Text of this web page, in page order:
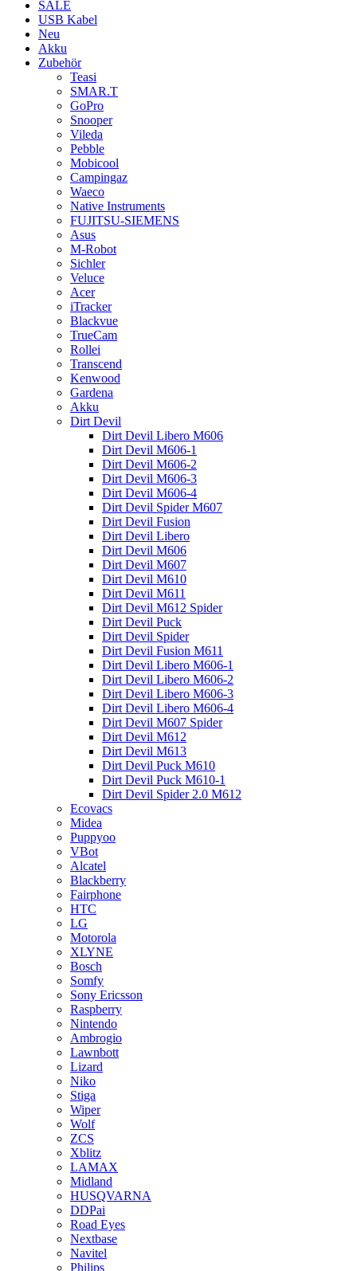
SALE
USB Kabel
Neu
Akku
Zubehör
Teasi
SMAR.T
GoPro
Snooper
Vileda
Pebble
Mobicool
Campingaz
Waeco
Native Instruments
FUJITSU-SIEMENS
Asus
M-Robot
Sichler
Veluce
Acer
iTracker
Blackvue
TrueCam
Rollei
Transcend
Kenwood
Gardena
Akku
Dirt Devil
Dirt Devil Libero M606
Dirt Devil M606-1
Dirt Devil M606-2
Dirt Devil M606-3
Dirt Devil M606-4
Dirt Devil Spider M607
Dirt Devil Fusion
Dirt Devil Libero
Dirt Devil M606
Dirt Devil M607
Dirt Devil M610
Dirt Devil M611
Dirt Devil M612 Spider
Dirt Devil Puck
Dirt Devil Spider
Dirt Devil Fusion M611
Dirt Devil Libero M606-1
Dirt Devil Libero M606-2
Dirt Devil Libero M606-3
Dirt Devil Libero M606-4
Dirt Devil M607 Spider
Dirt Devil M612
Dirt Devil M613
Dirt Devil Puck M610
Dirt Devil Puck M610-1
Dirt Devil Spider 2.0 M612
Ecovacs
Midea
Puppyoo
VBot
Alcatel
Blackberry
Fairphone
HTC
LG
Motorola
XLYNE
Bosch
Somfy
Sony Ericsson
Raspberry
Nintendo
Ambrogio
Lawnbott
Lizard
Niko
Stiga
Wiper
Wolf
ZCS
Xblitz
LAMAX
Midland
HUSQVARNA
DDPai
Road Eyes
Nextbase
Navitel
Philips